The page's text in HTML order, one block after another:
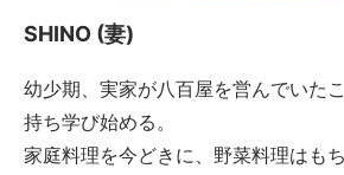
SHINO (妻)
幼少期、実家が八百屋を営んでいた
持ち学び始める。
家庭料理を今どきに、野菜料理はも